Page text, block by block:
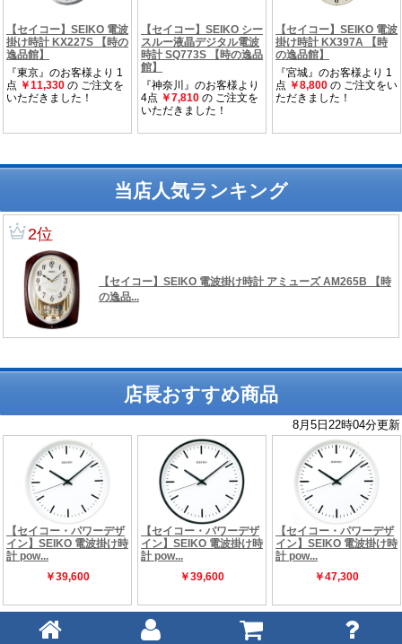
当店人気ランキング
店長おすすめ商品